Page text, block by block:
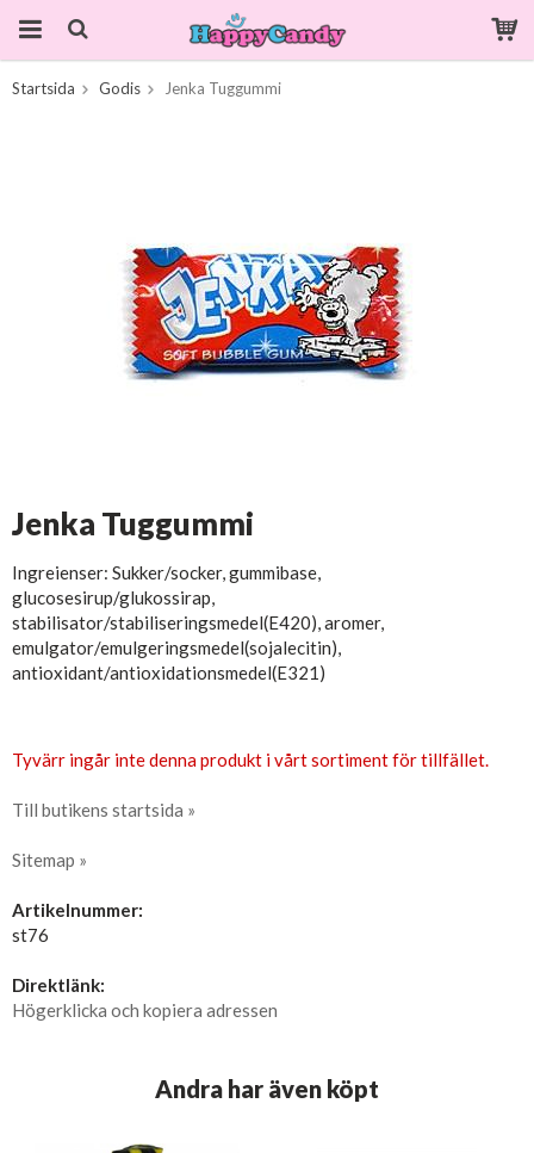
Startsida Godis Jenka Tuggummi
Jenka Tuggummi
Ingreienser: Sukker/socker, gummibase,
glucosesirup/glukossirap,
stabilisator/stabiliseringsmedel(E420), aromer,
emulgator/emulgeringsmedel(sojalecitin),
antioxidant/antioxidationsmedel(E321)
Tyvärr ingår inte denna produkt i vårt sortiment för tillfället.
Till butikens startsida »
Sitemap »
Artikelnummer:
st76
Direktlänk:
Högerklicka och kopiera adressen
Andra har även köpt